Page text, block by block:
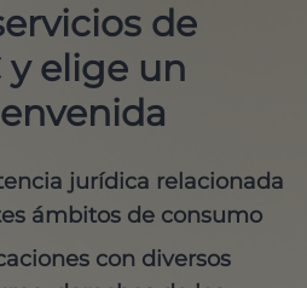
de
y elige un
jurídica relacionada
ámbitos de consumo
con diversos